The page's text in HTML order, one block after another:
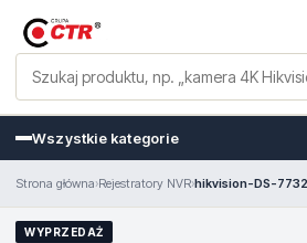
Wszystkie kategorie
Strona główna›Rejestratory NVR›hikvision-DS-
WYPRZEDAŻ